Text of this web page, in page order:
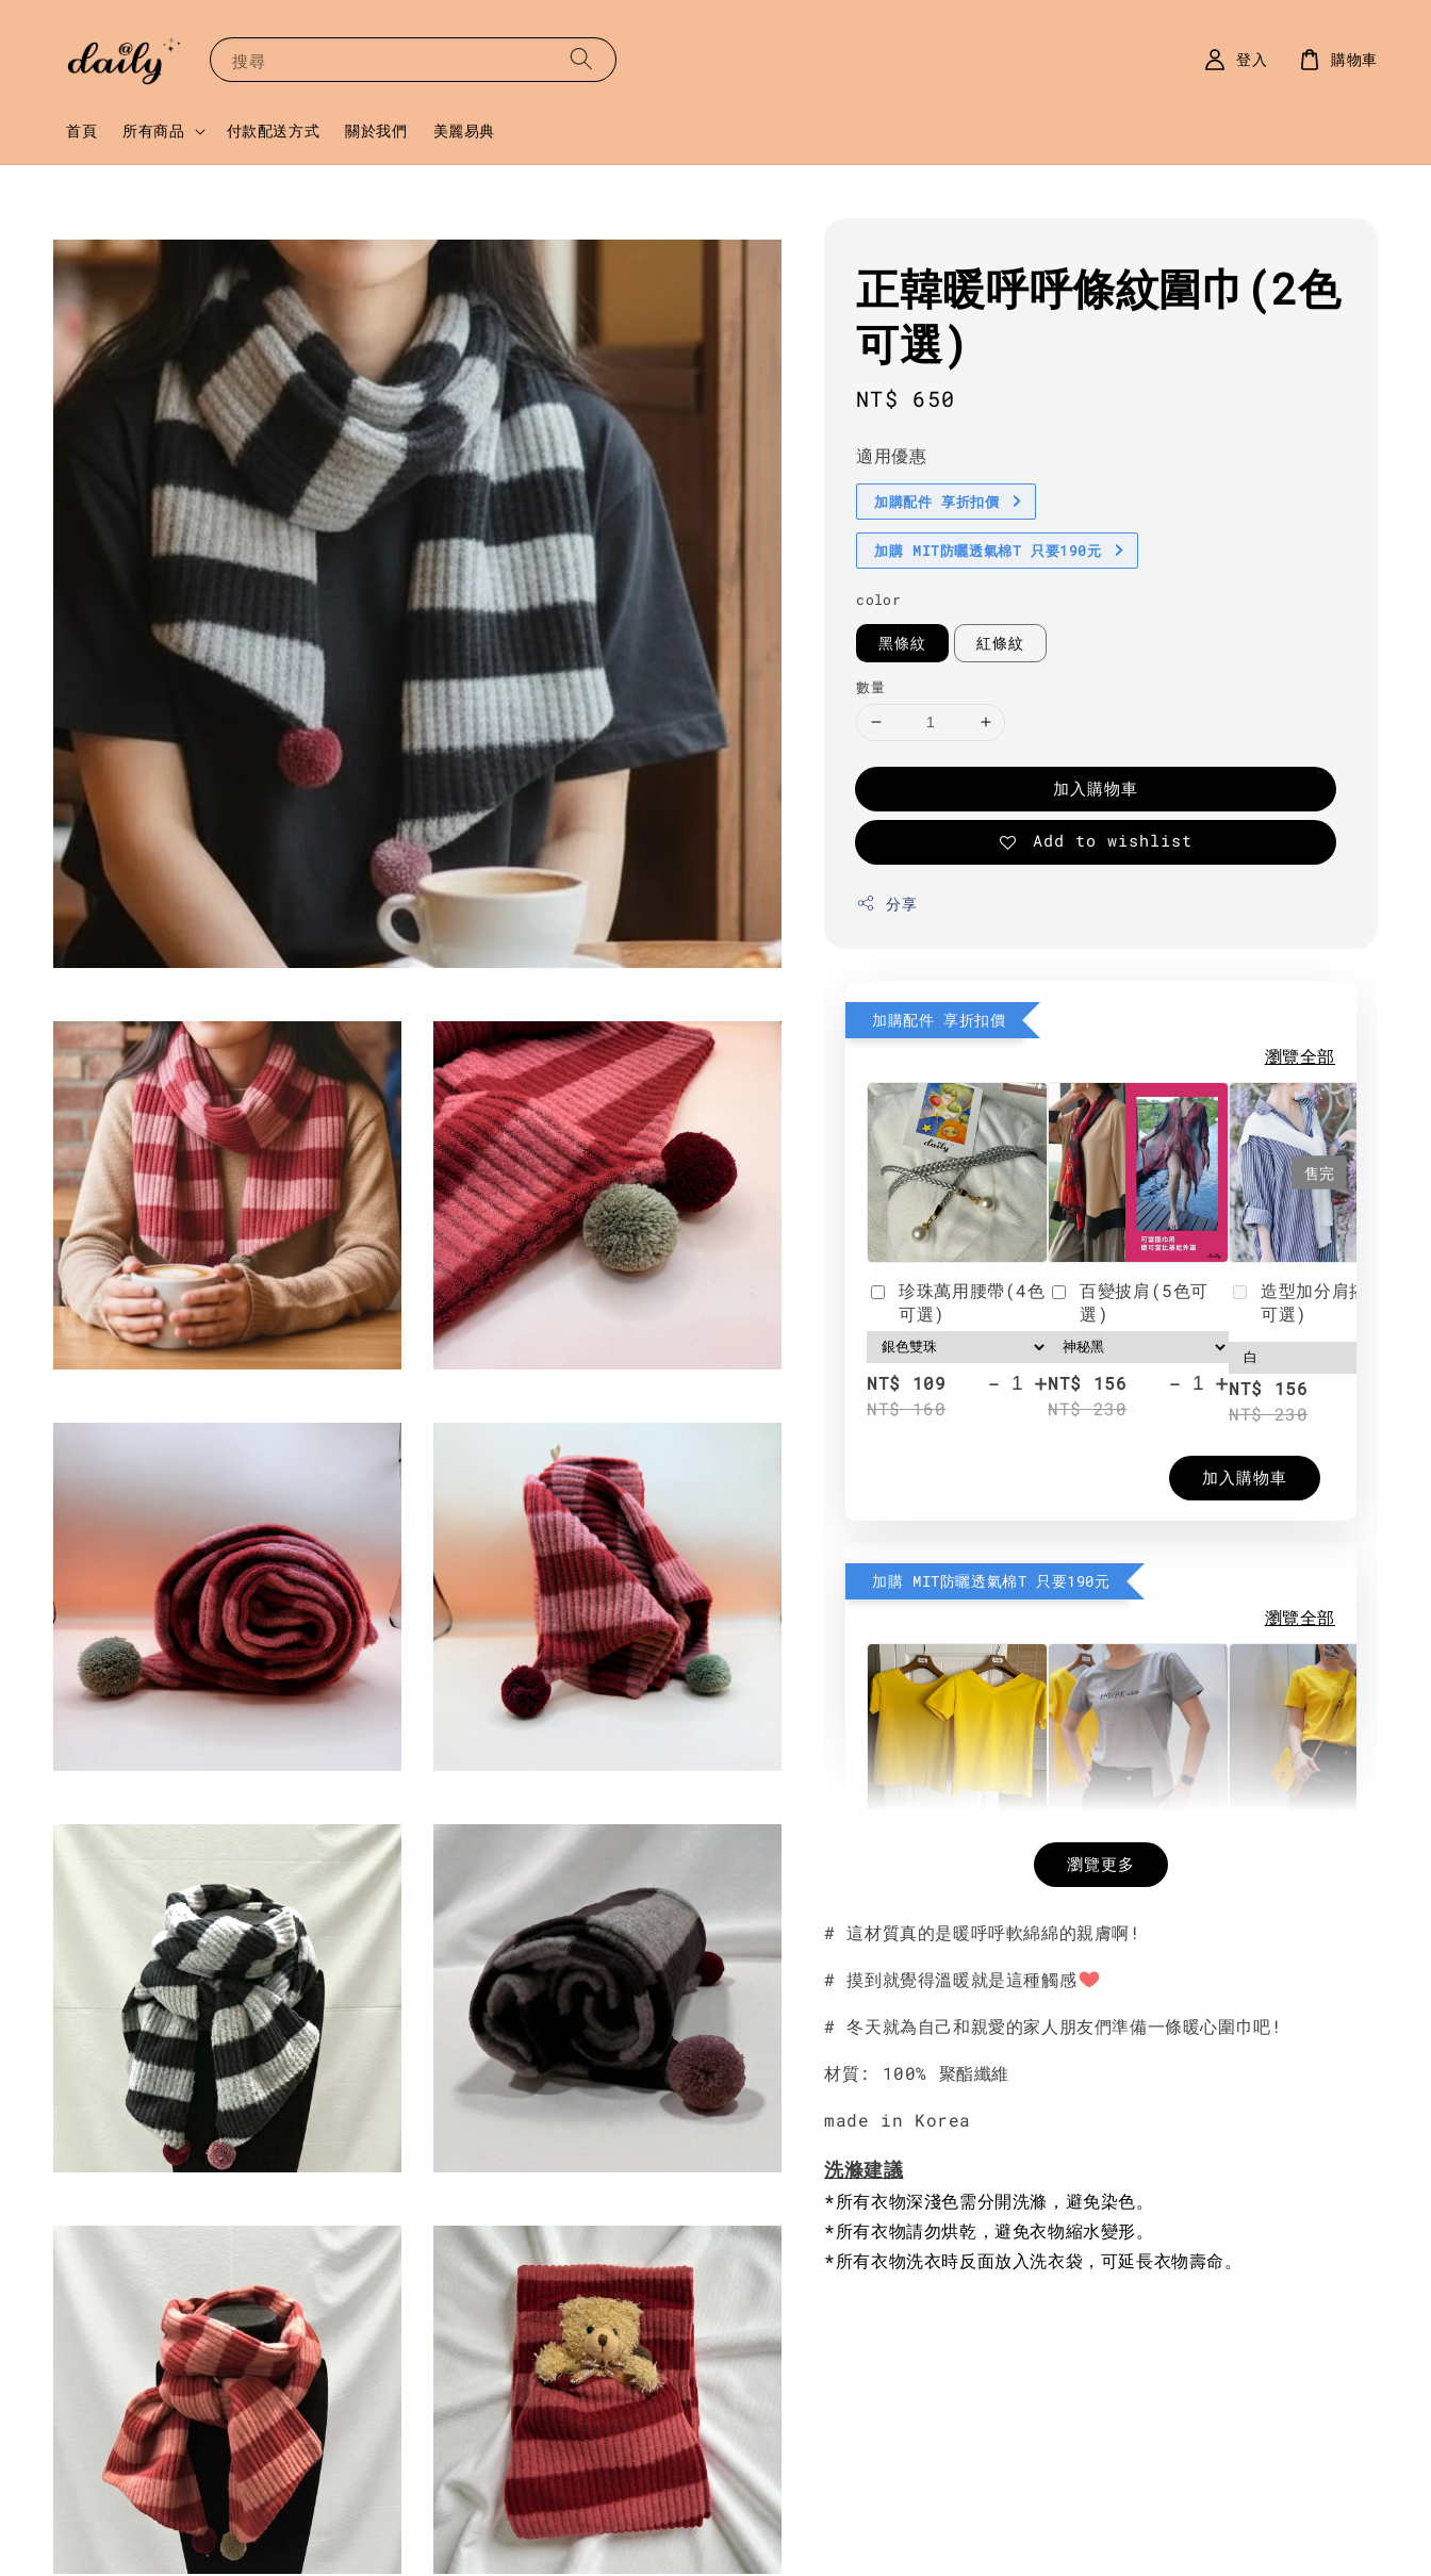
搜尋
首頁 所有商品 付款配送方式 關於我們 美麗易典
登入 購物車
正韓暖呼呼條紋圍巾(2色
可選)
Regular
NT$ 650
適用優惠
加購配件 享折扣價
加購 MIT防曬透氣棉T 只要190元
color
黑條紋 紅條紋
數量
加入購物車
Add to wishlist
分享
加購配件 享折扣價
瀏覽全部
珍珠萬用腰帶(4色
可選)
NT$ 109
NT$ 160
- +
百變披肩(5色可
選)
NT$ 156
NT$ 230
- +
售完
造型加分肩搭(4色
可選)
NT$ 156
NT$ 230
加入購物車
加購 MIT防曬透氣棉T 只要190元
瀏覽全部
NT$ 190
NT$ 450
- +
希望相隨雙面T
NT$ 190
NT$ 450
加入購物車
瀏覽更多
# 這材質真的是暖呼呼軟綿綿的親膚啊!
# 摸到就覺得溫暖就是這種觸感
# 冬天就為自己和親愛的家人朋友們準備一條暖心圍巾吧!
材質: 100% 聚酯纖維
made in Korea
洗滌建議
*所有衣物深淺色需分開洗滌，避免染色。
*所有衣物請勿烘乾，避免衣物縮水變形。
*所有衣物洗衣時反面放入洗衣袋，可延長衣物壽命。